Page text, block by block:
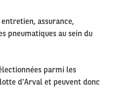
assurance,
pneumatiques au sein du
parmi les
d'Arval et peuvent donc